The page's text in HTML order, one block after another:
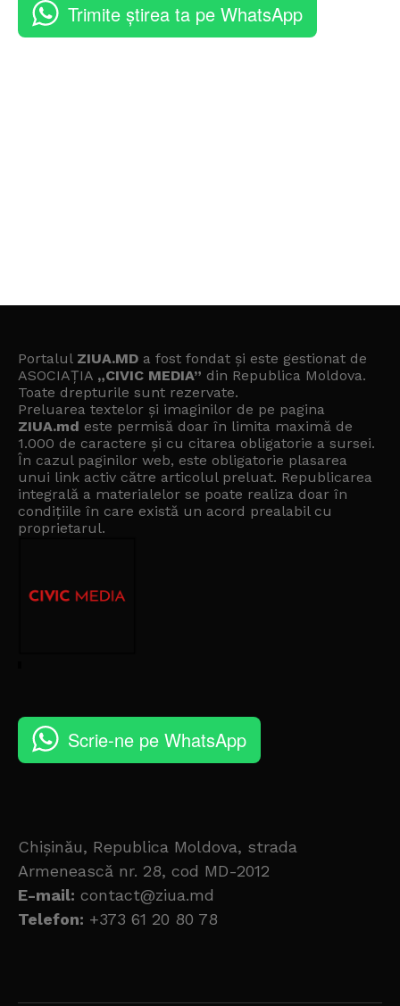
Trimite știrea ta pe WhatsApp
Portalul ZIUA.MD a fost fondat și este gestionat de
ASOCIAȚIA „CIVIC MEDIA” din Republica Moldova.
Toate drepturile sunt rezervate.
Preluarea textelor și imaginilor de pe pagina
ZIUA.md este permisă doar în limita maximă de
1.000 de caractere și cu citarea obligatorie a sursei.
În cazul paginilor web, este obligatorie plasarea
unui link activ către articolul preluat. Republicarea
integrală a materialelor se poate realiza doar în
condițiile în care există un acord prealabil cu
proprietarul.
Scrie-ne pe WhatsApp
Chișinău, Republica Moldova, strada
Armenească nr. 28, cod MD-2012
E-mail: contact@ziua.md
Telefon: +373 61 20 80 78